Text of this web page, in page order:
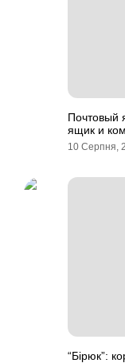
Почтовый
ящик и
10 Серпня,
“Бірюк”: